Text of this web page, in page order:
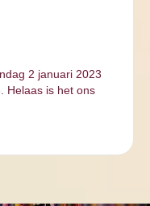
2 januari 2023
Helaas is het ons